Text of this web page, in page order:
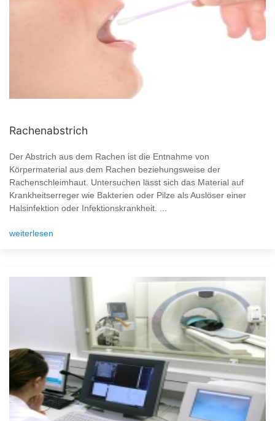
Rachenabstrich
Der Abstrich aus dem Rachen ist die Entnahme von
Körpermaterial aus dem Rachen beziehungsweise der
Rachenschleimhaut. Untersuchen lässt sich das Material auf
Krankheitserreger wie Bakterien oder Pilze als Auslöser einer
Halsinfektion oder Infektionskrankheit. ...
weiterlesen